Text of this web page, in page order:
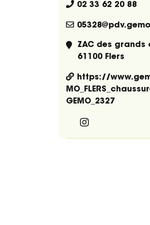
02 33 62 20 88
ZAC des grands
61100 Flers
https://
GEMO_2327